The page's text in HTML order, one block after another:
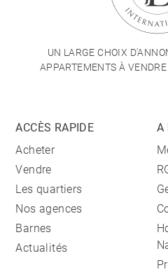
UN LARGE CHOIX
APPARTEMENTS À
ACCÈS RAPIDE
Acheter
Vendre
Les quartiers
Nos agences
Barnes
Actualités
A